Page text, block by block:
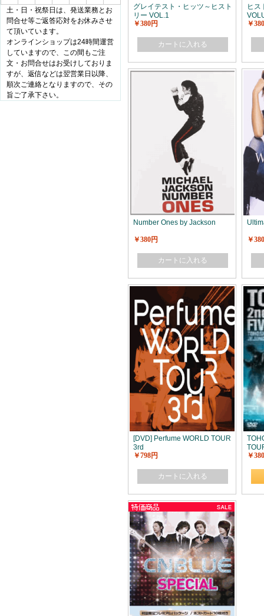
土・日・祝祭日は、発送業務とお
問合せ等ご返答応対をお休みさせ
て頂いています。
オンラインショップは24時間運営
していますので、この間もご注
文・お問合せはお受けしておりま
すが、返信などは翌営業日以降、
順次ご連絡となりますので、その
旨ご了承下さい。
グレイテスト・ヒッツ～ヒスト
リー VOL.1
￥380円
カートに入れる
ヒス
￥
Number Ones by Jackson
￥380円
カートに入れる
￥
[DVD] Perfume WORLD TOUR
3rd
￥798円
カートに入れる
￥